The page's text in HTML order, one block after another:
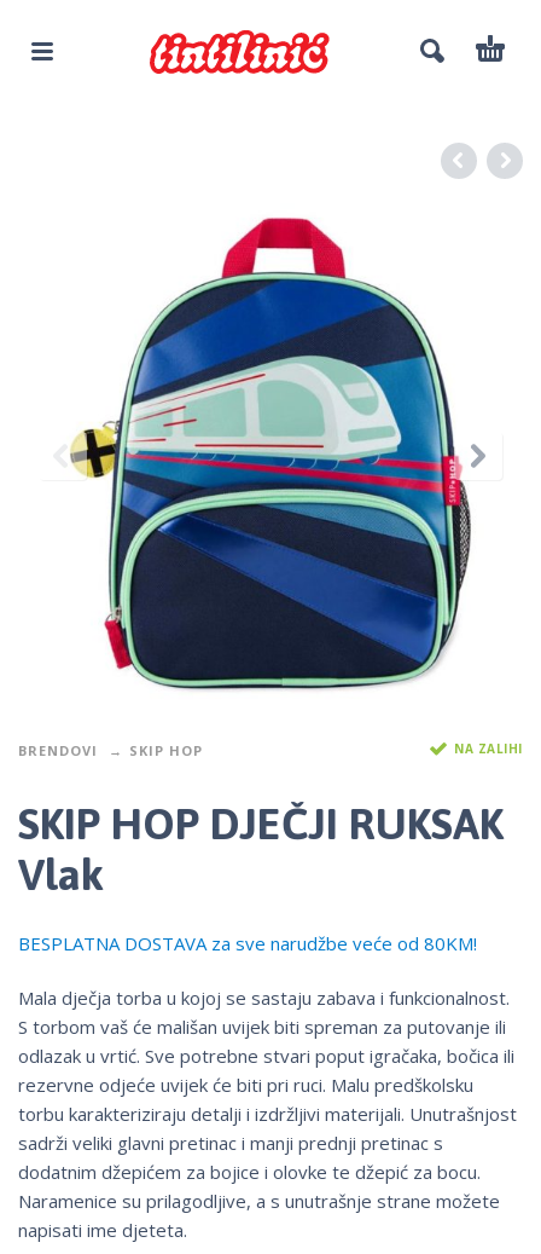
BRENDOVI SKIP HOP NA ZALIHI
SKIP HOP DJEČJI RUKSAK
Vlak
BESPLATNA DOSTAVA za sve narudžbe veće od 80KM!
Mala dječja torba u kojoj se sastaju zabava i funkcionalnost.
S torbom vaš će mališan uvijek biti spreman za putovanje ili
odlazak u vrtić. Sve potrebne stvari poput igračaka, bočica ili
rezervne odjeće uvijek će biti pri ruci. Malu predškolsku
torbu karakteriziraju detalji i izdržljivi materijali. Unutrašnjost
sadrži veliki glavni pretinac i manji prednji pretinac s
dodatnim džepićem za bojice i olovke te džepić za bocu.
Naramenice su prilagodljive, a s unutrašnje strane možete
napisati ime djeteta.